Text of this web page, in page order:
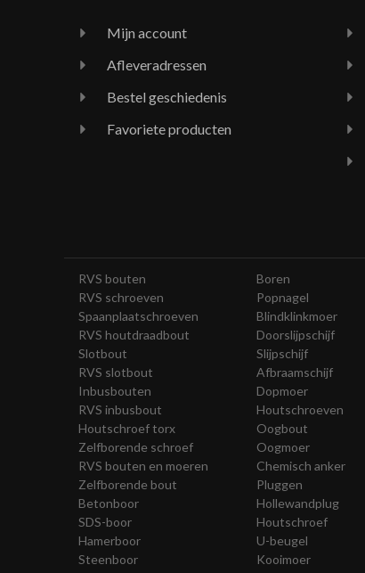
Mijn account
Afleveradressen
Bestel geschiedenis
Favoriete producten
RVS bouten
RVS schroeven
Spaanplaatschroeven
RVS houtdraadbout
Slotbout
RVS slotbout
Inbusbouten
RVS inbusbout
Houtschroef torx
Zelfborende schroef
RVS bouten en moeren
Zelfborende bout
Betonboor
SDS-boor
Hamerboor
Steenboor
Boren
Popnagel
Blindklinkmoer
Doorslijpschijf
Slijpschijf
Afbraamschijf
Dopmoer
Houtschroeven
Oogbout
Oogmoer
Chemisch anker
Pluggen
Hollewandplug
Houtschroef
U-beugel
Kooimoer